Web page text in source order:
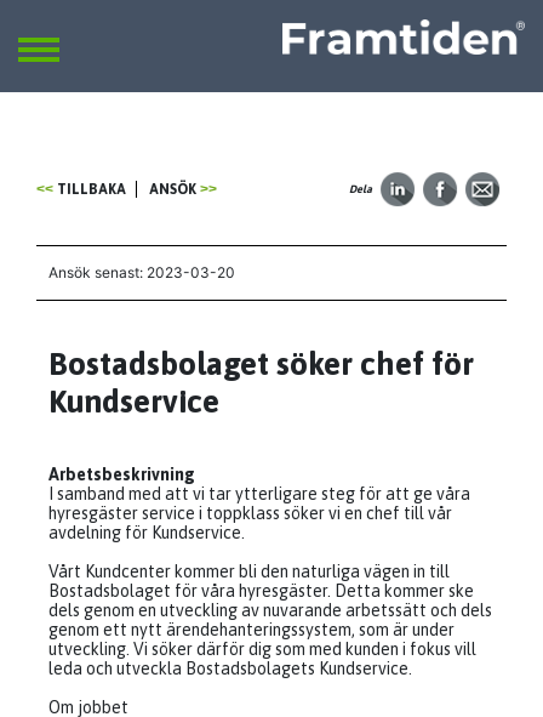
SÖK
TILLBAKA ANSÖK Dela
Ansök senast: 2023-03-20
Bostadsbolaget söker chef för
Kundservice
Arbetsbeskrivning
I samband med att vi tar ytterligare steg för att ge våra
hyresgäster service i toppklass söker vi en chef till vår
avdelning för Kundservice.
Vårt Kundcenter kommer bli den naturliga vägen in till
Bostadsbolaget för våra hyresgäster. Detta kommer ske
dels genom en utveckling av nuvarande arbetssätt och dels
genom ett nytt ärendehanteringssystem, som är under
utveckling. Vi söker därför dig som med kunden i fokus vill
leda och utveckla Bostadsbolagets Kundservice.
Om jobbet